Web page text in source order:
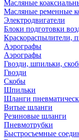
Масляные
Масляные ременные
Электродвигатели
Блоки подготовки
Краскораспылители,
Аэрографы
Аэрографы
Гвозди, шпильки,
Гвозди
Скобы
Шпильки
Шланги
Витые шланги
Резиновые шланги
Пневмотрубки
Быстросъемные